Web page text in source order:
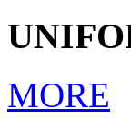
MORE